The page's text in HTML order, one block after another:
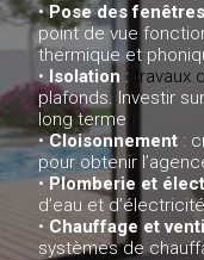
•Pose des
point de vue
thermique et
• Isolation : travaux
plafonds. Investir
long terme
•Cloisonnement :
pour obtenir
• Plomberie et
d’eau et d’électricité
• Chauffage et
systèmes de